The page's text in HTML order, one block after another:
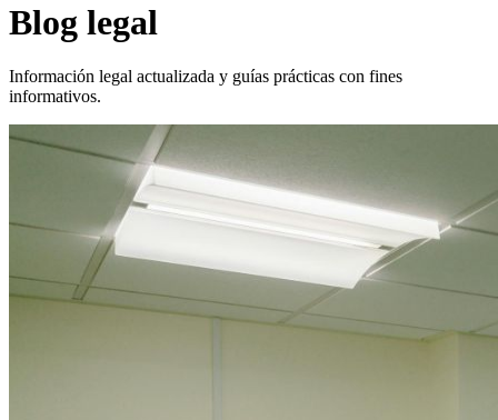
Blog legal
Información legal actualizada y guías prácticas con fines
informativos.